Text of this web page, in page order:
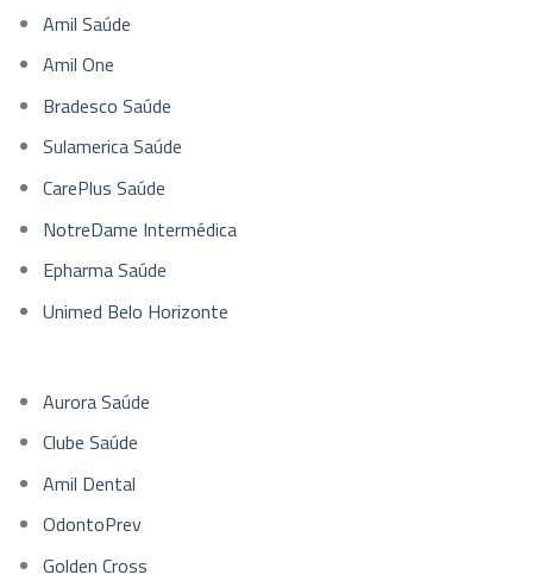
Amil Saúde
Amil One
Bradesco Saúde
Sulamerica Saúde
CarePlus Saúde
NotreDame Intermédica
Epharma Saúde
Unimed Belo Horizonte
Aurora Saúde
Clube Saúde
Amil Dental
OdontoPrev
Golden Cross